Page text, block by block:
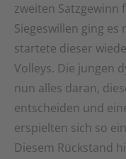
zweiten
Siegeswillen ging es
startete dieser
Volleys. Die jungen
nun alles daran,
entscheiden und
erspielten sich so
Diesem Rückstand